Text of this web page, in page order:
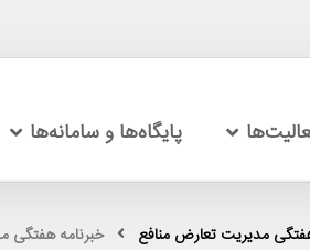
پایگاه‌ها و سامانه‌ها
مدیریت تعارض منافع خبرنامه هفتگی